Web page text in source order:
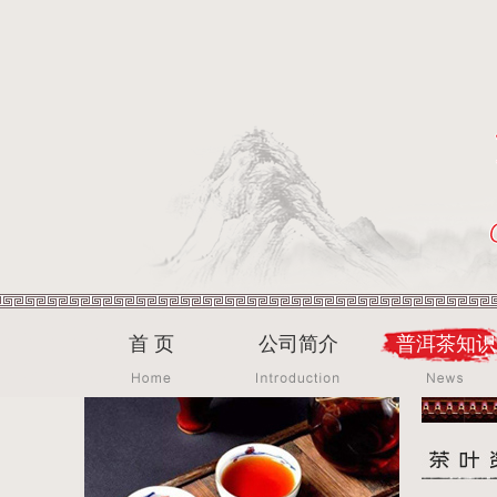
首 页 公司简介 普洱茶知识